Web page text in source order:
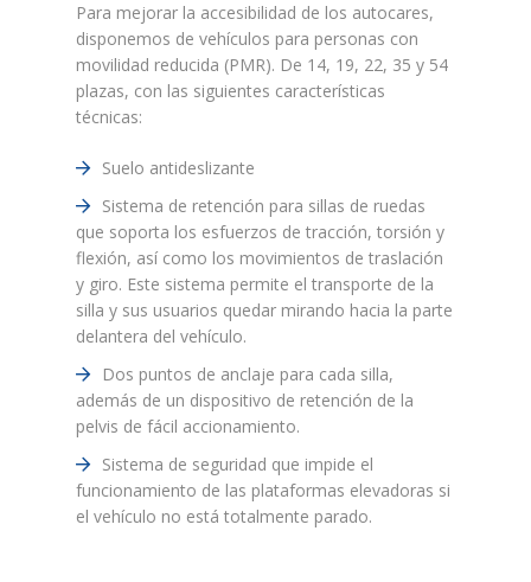
Para mejorar la accesibilidad de los autocares,
disponemos de vehículos para personas con
movilidad reducida (PMR). De 14, 19, 22, 35 y 54
plazas, con las siguientes características
técnicas:
Suelo antideslizante
Sistema de retención para sillas de ruedas
que soporta los esfuerzos de tracción, torsión y
flexión, así como los movimientos de traslación
y giro. Este sistema permite el transporte de la
silla y sus usuarios quedar mirando hacia la parte
delantera del vehículo.
Dos puntos de anclaje para cada silla,
además de un dispositivo de retención de la
pelvis de fácil accionamiento.
Sistema de seguridad que impide el
funcionamiento de las plataformas elevadoras si
el vehículo no está totalmente parado.